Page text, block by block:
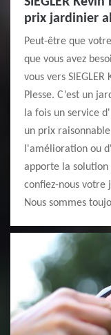
prix jardinier
Peut-être que
que vous avez
vous vers
Plesse. C’est un
la fois un service
un prix
l'amélioration ou
apporte la solution
confiez-nous
Nous sommes